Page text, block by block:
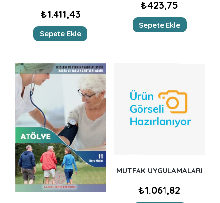
₺1.411,43
Sepete Ekle
₺423,75
Sepete Ekle
MUTFAK UYGULAMALARI
₺1.061,82